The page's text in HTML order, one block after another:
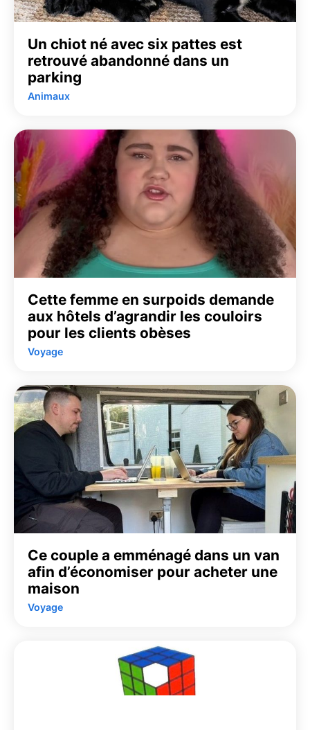
Un chiot né avec six pattes est
retrouvé abandonné dans un
parking
Animaux
Cette femme en surpoids demande
aux hôtels d’agrandir les couloirs
pour les clients obèses
Voyage
Ce couple a emménagé dans un van
afin d’économiser pour acheter une
maison
Voyage